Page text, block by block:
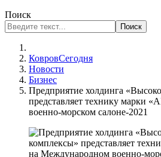
Поиск
Поиск
КовровСегодня
Новости
Бизнес
Предприятие холдинга
представляет технику марки
военно-морском салоне-2021